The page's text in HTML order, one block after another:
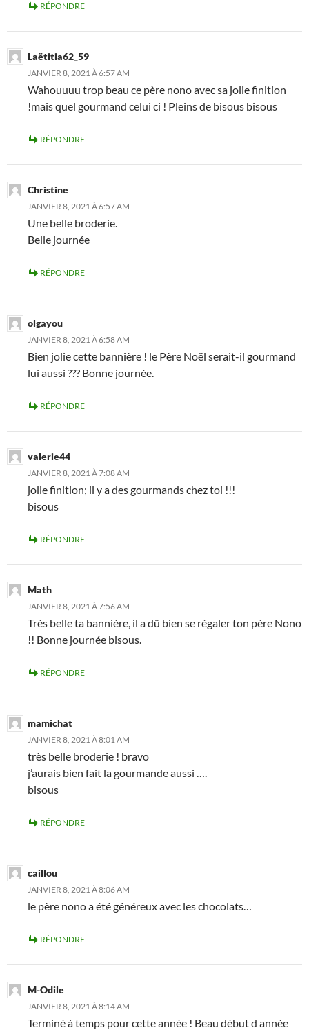
RÉPONDRE
Laëtitia62_59
JANVIER 8, 2021 À 6:57 AM
Wahouuuu trop beau ce père nono avec sa jolie finition
!mais quel gourmand celui ci ! Pleins de bisous bisous
RÉPONDRE
Christine
JANVIER 8, 2021 À 6:57 AM
Une belle broderie.
Belle journée
RÉPONDRE
olgayou
JANVIER 8, 2021 À 6:58 AM
Bien jolie cette bannière ! le Père Noël serait-il gourmand
lui aussi ??? Bonne journée.
RÉPONDRE
valerie44
JANVIER 8, 2021 À 7:08 AM
jolie finition; il y a des gourmands chez toi !!!
bisous
RÉPONDRE
Math
JANVIER 8, 2021 À 7:56 AM
Très belle ta bannière, il a dû bien se régaler ton père Nono
!! Bonne journée bisous.
RÉPONDRE
mamichat
JANVIER 8, 2021 À 8:01 AM
très belle broderie ! bravo
j’aurais bien fait la gourmande aussi ….
bisous
RÉPONDRE
caillou
JANVIER 8, 2021 À 8:06 AM
le père nono a été généreux avec les chocolats…
RÉPONDRE
M-Odile
JANVIER 8, 2021 À 8:14 AM
Terminé à temps pour cette année ! Beau début d année